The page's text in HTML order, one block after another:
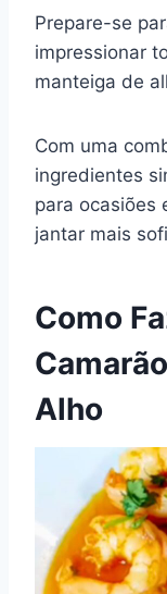
c
e
o
o
k
er
e
Prepare-se
impressionar
manteiga de
Com uma
ingredientes
para ocasiões
jantar mais
Como
Alho